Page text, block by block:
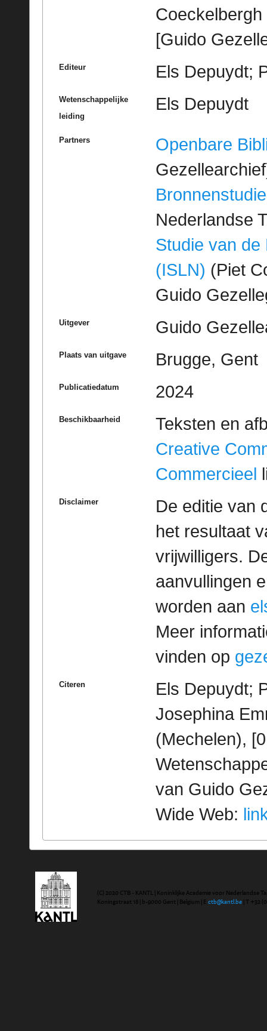
[Guido
Editeur Els Depuydt;
Wetenschappelijke
leiding
Els Depuydt
Partners
Openbare
Bronnenstudie
Nederlandse
Studie van de
(ISLN) (Piet
Guido
Uitgever Guido
Plaats van uitgave Brugge, Gent
Publicatiedatum 2024
Beschikbaarheid
Teksten en
Creative
Commercieel
Disclaimer
De editie van
het resultaat
vrijwilligers.
aanvullingen
worden aan
Meer
vinden op
Citeren
Els Depuydt;
Josephina
(Mechelen),
van Guido
Wide Web:
(C) 2020 CTB - KANTL | Koninklijke Academie voor Nederlandse
Koningstraat 18 | b-9000 Gent | Belgium | E ctb@kantl.be | T +32